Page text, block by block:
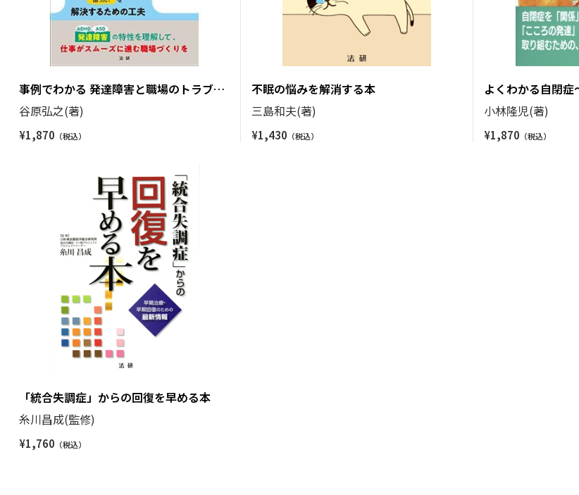
事例でわかる 発達障害と職場のトラブル
への対応
谷原弘之(著)
¥1,870
不眠の悩みを解消する本
三島和夫(著)
¥1,430
よくわかる自閉
ローチ～
小林隆児(著)
¥1,870
「統合失調症」からの回復を早める本
糸川昌成(監修)
¥1,760